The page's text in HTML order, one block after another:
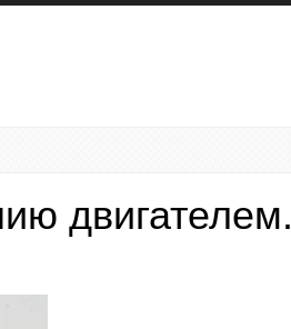
двигателем.